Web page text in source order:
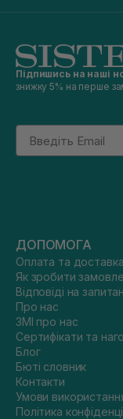
Підпишись на наші
знижку 5% на перше
Email
ДОПОМОГА
Оплата та доставка
Як зробити
Відповіді на
Про нас
ЗМІ про нас
Сертифікати та
Блог
Бюті словник
Контакти
Умови
Політика